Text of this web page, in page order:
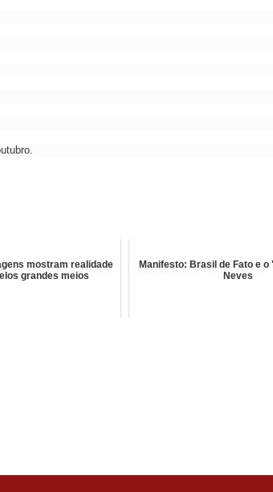
mostram realidade
grandes meios
Manifesto: Brasil de Fato e
Neves